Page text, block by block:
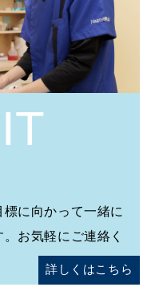
に向かって一緒に
お気軽にご連絡く
詳しくはこちら